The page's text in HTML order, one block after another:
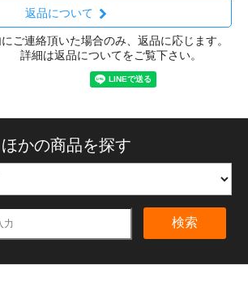
返品について
ご連絡頂いた場合のみ、返品に応じます。
詳細は返品についてをご覧下さい。
ほかの商品を探す
検索